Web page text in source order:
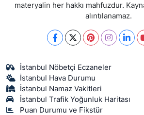
materyalin her hakkı mahfuzdur.
alıntılanamaz.
İstanbul Nöbetçi Eczaneler
İstanbul Hava Durumu
İstanbul Namaz Vakitleri
İstanbul Trafik Yoğunluk Haritası
Puan Durumu ve Fikstür